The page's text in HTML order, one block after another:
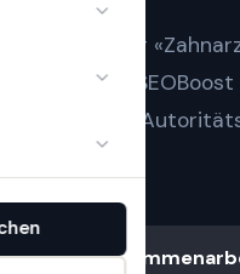
Notfall» oder
Treffern.
sauberem
Ablauf &